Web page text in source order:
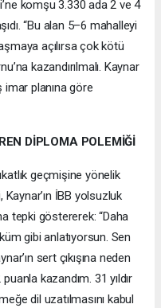
komşu 3.330 ada 2 ve 4
“Bu alan 5–6 mahalleyi
açılırsa çok kötü
kazandırılmalı. Kaynar
imar planına göre
DİPLOMA POLEMİĞİ
geçmişine yönelik
İBB yolsuzluk
tepki göstererek: “Daha
gibi anlatıyorsun. Sen
sert çıkışına neden
kazandım. 31 yıldır
dil uzatılmasını kabul